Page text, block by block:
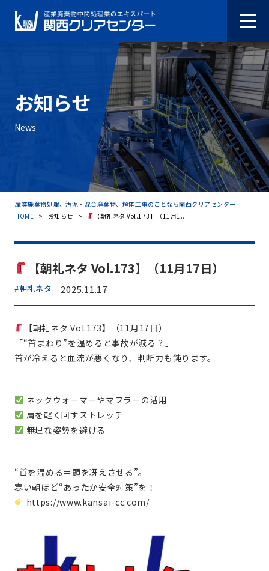
お知らせ
News
産業廃棄物処理、汚泥・混合廃棄物、解体工事のことなら関西クリアセンター
HOME > お知らせ > 【朝礼ネタ Vol.173】（11月1...
【朝礼ネタ Vol.173】（11月17日）
#朝礼ネタ 2025.11.17
【朝礼ネタ Vol.173】（11月17日）
「“首まわり”を温めると事故が減る？」
首が冷えると血流が悪くなり、判断力も鈍ります。
ネックウォーマーやマフラーの活用
肩を軽く回すストレッチ
無理な姿勢を避ける
“首を温める＝頭を冴えさせる”。
寒い朝ほど“あったか安全対策”を！
https://www.kansai-cc.com/